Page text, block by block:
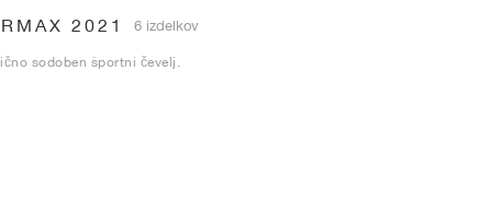
2021 6 izdelkov
sodoben športni čevelj.